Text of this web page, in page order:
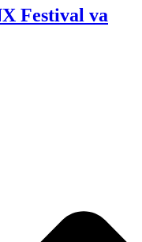
Festival va